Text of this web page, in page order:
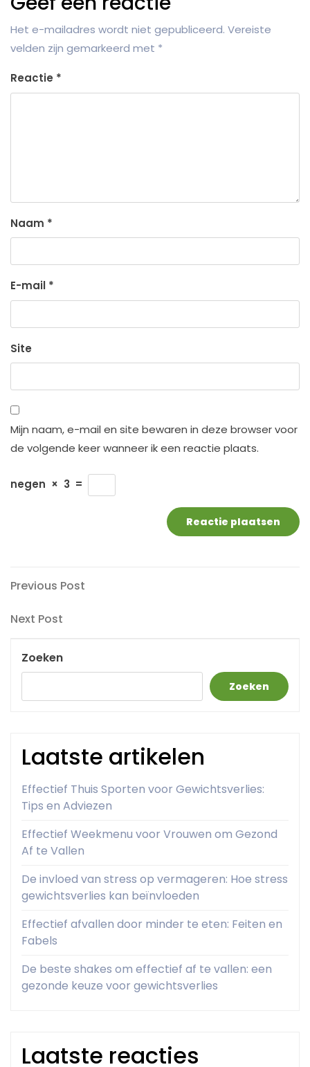
Het e-mailadres wordt niet gepubliceerd. Vereiste
velden zijn gemarkeerd met *
Reactie *
Naam *
E-mail *
Site
Mijn naam, e-mail en site bewaren in deze browser voor
de volgende keer wanneer ik een reactie plaats.
negen × 3 =
Berichtnavigatie
Previous
Previous Post
Next
Next Post
Zoeken
Zoeken
Laatste artikelen
Effectief Thuis Sporten voor Gewichtsverlies:
Tips en Adviezen
Effectief Weekmenu voor Vrouwen om Gezond
Af te Vallen
De invloed van stress op vermageren: Hoe stress
gewichtsverlies kan beïnvloeden
Effectief afvallen door minder te eten: Feiten en
Fabels
De beste shakes om effectief af te vallen: een
gezonde keuze voor gewichtsverlies
Laatste reacties